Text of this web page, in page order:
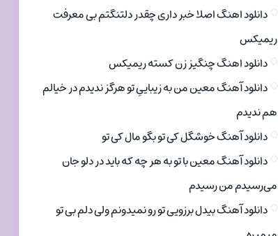
دانلود اهنگ اصلا خبر داری چقدر دلتنگتم بی معرفت
ریمیکس
دانلود اهنگ چنگیز زن کسته ریمیکس
دانلود آهنگ معین من به زیباییِ تو هرگز ندیدم در خیالم
هم ندیدم
دانلود آهنگ خوشگل کی تو بگو مال کی تو
دانلود آهنگ معین با تو به هر چه که باید در دلو جان
می‌رسیدم من رسیدم
دانلود آهنگ بیدل برزویی تو رو نمیدونم ولی دلم بی تو